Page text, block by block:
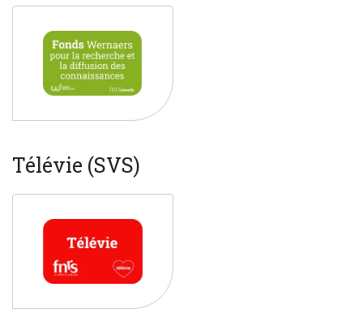
Télévie (SVS)